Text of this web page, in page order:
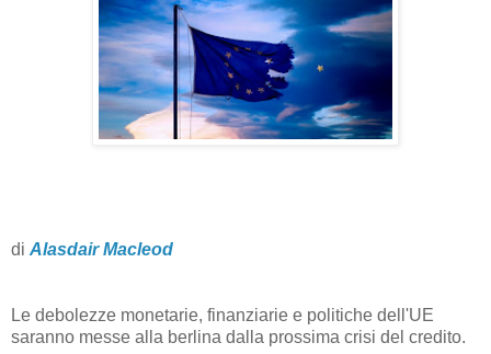
di Alasdair Macleod
Le debolezze monetarie, finanziarie e politiche dell'UE
saranno messe alla berlina dalla prossima crisi del credito.